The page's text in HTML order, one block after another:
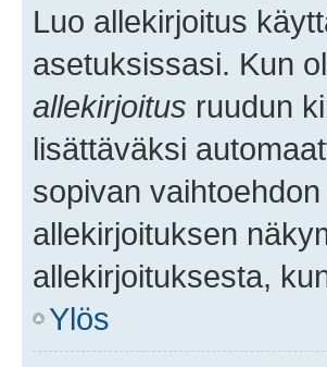
Luo allekirjoitus
asetuksissasi. Kun
allekirjoitus ruudun
lisättäväksi
sopivan
allekirjoituksen
allekirjoituksesta,
Ylös